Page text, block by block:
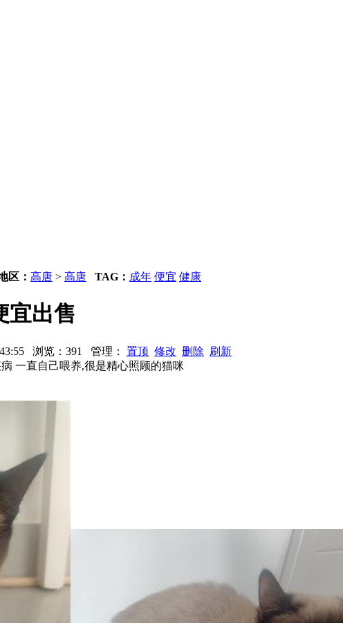
区： 高唐 > 高唐 TAG： 成年 便宜 健康
宜出售
浏览：391 管理： 置顶 修改 删除 刷新
一直自己喂养,很是精心照顾的猫咪